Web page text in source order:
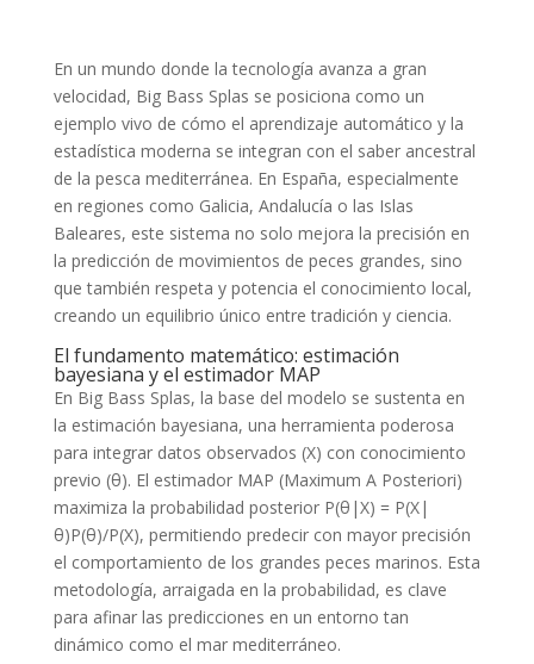
En un mundo donde la tecnología avanza a gran
velocidad, Big Bass Splas se posiciona como un
ejemplo vivo de cómo el aprendizaje automático y la
estadística moderna se integran con el saber ancestral
de la pesca mediterránea. En España, especialmente
en regiones como Galicia, Andalucía o las Islas
Baleares, este sistema no solo mejora la precisión en
la predicción de movimientos de peces grandes, sino
que también respeta y potencia el conocimiento local,
creando un equilibrio único entre tradición y ciencia.
El fundamento matemático: estimación
bayesiana y el estimador MAP
En Big Bass Splas, la base del modelo se sustenta en
la estimación bayesiana, una herramienta poderosa
para integrar datos observados (X) con conocimiento
previo (θ). El estimador MAP (Maximum A Posteriori)
maximiza la probabilidad posterior P(θ|X) = P(X|
θ)P(θ)/P(X), permitiendo predecir con mayor precisión
el comportamiento de los grandes peces marinos. Esta
metodología, arraigada en la probabilidad, es clave
para afinar las predicciones en un entorno tan
dinámico como el mar mediterráneo.